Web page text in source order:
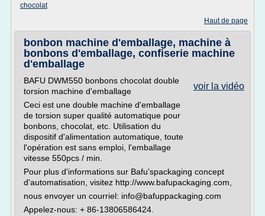
chocolat
Haut de page
bonbon machine d'emballage, machine à
bonbons d'emballage, confiserie machine
d'emballage
voir la vidéo
BAFU DWM550 bonbons chocolat double
torsion machine d'emballage
Ceci est une double machine d'emballage
de torsion super qualité automatique pour
bonbons, chocolat, etc. Utilisation du
dispositif d'alimentation automatique, toute
l'opération est sans emploi, l'emballage
vitesse 550pcs / min.
Pour plus d'informations sur Bafu'spackaging concept
d'automatisation, visitez http://www.bafupackaging.com,
nous envoyer un courriel: info@bafuppackaging.com
Appelez-nous: + 86-13806586424.